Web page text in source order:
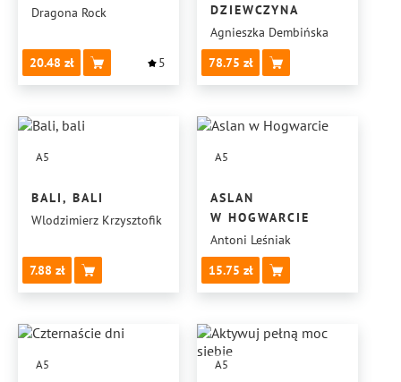
Dragona Rock
20.48 5
DZIEWCZYNA
Agnieszka Dembińska
78.75
A5
BALI, BALI
Wlodzimierz Krzysztofik
7.88
A5
ASLAN
W HOGWARCIE
Antoni Leśniak
15.75
A5 A5